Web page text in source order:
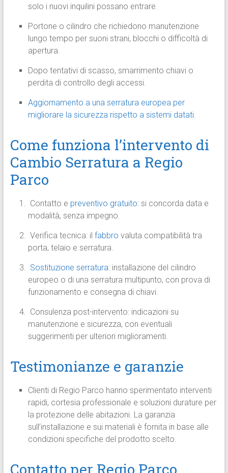
solo i nuovi inquilini possano entrare.
Portone o cilindro che richiedono manutenzione
lungo tempo per suoni strani, blocchi o difficoltà di
apertura.
Dopo tentativi di scasso, smarrimento chiavi o
perdita di controllo degli accessi.
Aggiornamento a una serratura europea per
migliorare la sicurezza rispetto a sistemi datati.
Come funziona l’intervento di
Cambio Serratura a Regio
Parco
Contatto e preventivo gratuito: si concorda data e
modalità, senza impegno.
Verifica tecnica: il fabbro valuta compatibilità tra
porta, telaio e serratura.
Sostituzione serratura: installazione del cilindro
europeo o di una serratura multipunto, con prova di
funzionamento e consegna di chiavi.
Consulenza post-intervento: indicazioni su
manutenzione e sicurezza, con eventuali
suggerimenti per ulteriori miglioramenti.
Testimonianze e garanzie
Clienti di Regio Parco hanno sperimentato interventi
rapidi, cortesia professionale e soluzioni durature per
la protezione delle abitazioni. La garanzia
sull’installazione e sui materiali è fornita in base alle
condizioni specifiche del prodotto scelto.